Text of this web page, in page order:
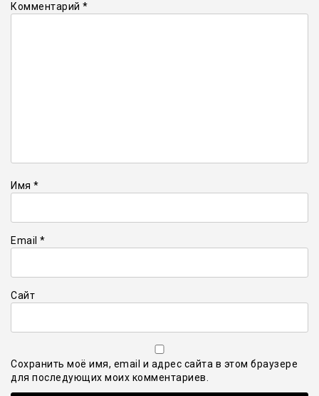
Комментарий *
Имя *
Email *
Сайт
Сохранить моё имя, email и адрес сайта в этом браузере
для последующих моих комментариев.